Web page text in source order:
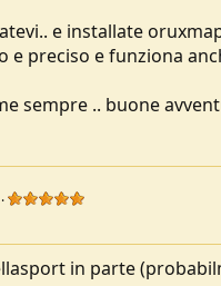
e installate
e preciso e funziona
sempre .. buone
in parte